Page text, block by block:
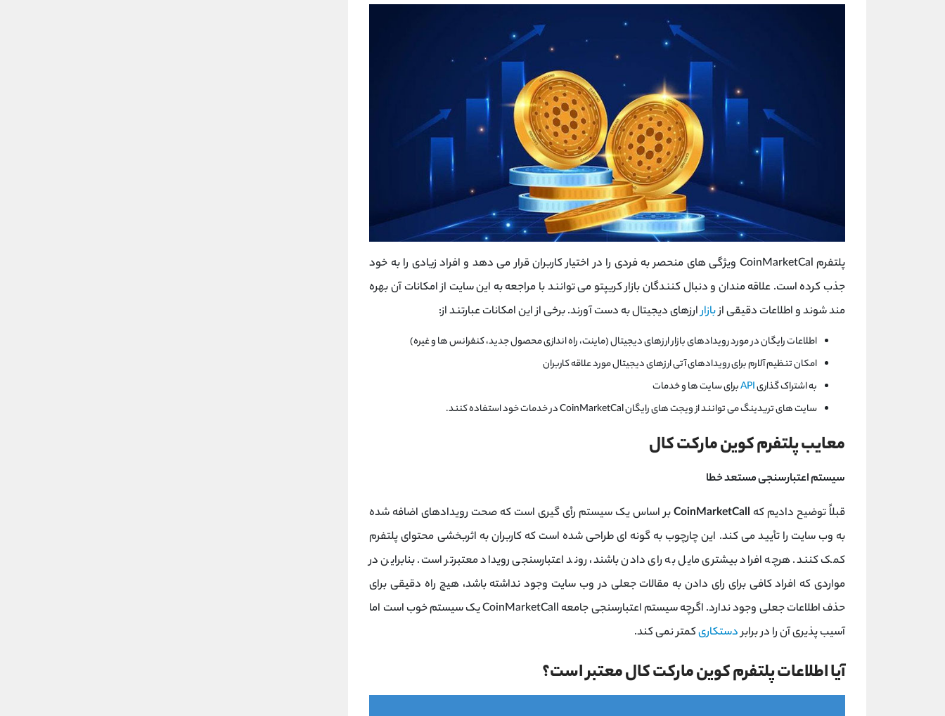
پلتفرم CoinMarketCal ویژگی های منحصر به فردی را در اختیار کاربران قرار می دهد و افراد زیادی را به خود
جذب کرده است. علاقه مندان و دنبال کنندگان بازار کریپتو می توانند با مراجعه به این سایت از امکانات آن بهره
مند شوند و اطلاعات دقیقی ازبازارارزهای دیجیتال به دست آورند. برخی از این امکانات عبارتند از:
اطلاعات رایگان در مورد رویدادهای بازار ارزهای دیجیتال (ماینت، راه اندازی محصول جدید، کنفرانس ها و غیره)
امکان تنظیم آلارم برای رویدادهای آتی ارزهای دیجیتال مورد علاقه کاربران
به اشتراک گذاریAPIبرای سایت ها و خدمات
سایت های تریدینگ می توانند از ویجت های رایگان CoinMarketCal در خدمات خود استفاده کنند.
معایب پلتفرم کوین مارکت کال
سیستم اعتبارسنجی مستعد خطا
قبلاً توضیح دادیم که CoinMarketCallبر اساس یک سیستم رأی گیری است که صحت رویدادهای اضافه شده
به وب سایت را تأیید می کند. این چارچوب به گونه ای طراحی شده است که کاربران به اثربخشی محتوای پلتفرم
کمک کنند. هرچه افراد بیشتری مایل به رای دادن باشند، روند اعتبارسنجی رویداد معتبرتر است. بنابراین در
مواردی که افراد کافی برای رای دادن به مقالات جعلی در وب سایت وجود نداشته باشد، هیچ راه دقیقی برای
حذف اطلاعات جعلی وجود ندارد. اگرچه سیستم اعتبارسنجی جامعه CoinMarketCall یک سیستم خوب است اما
آسیب پذیری آن را در برابردستکاریکمتر نمی کند.
آیا اطلاعات پلتفرم کوین مارکت کال معتبر است؟